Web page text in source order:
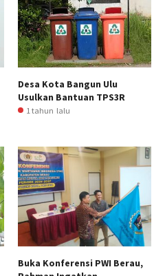
Desa Kota Bangun Ulu
Usulkan Bantuan TPS3R
1 tahun lalu
Buka Konferensi PWI Berau,